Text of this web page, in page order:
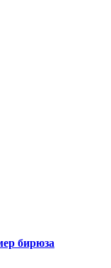
бирюза